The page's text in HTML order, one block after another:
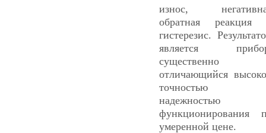
износ,
обратная реакция
гистерезис.
является
существенно
отличающийся
точностью
надежностью
функционирования
умеренной цене.